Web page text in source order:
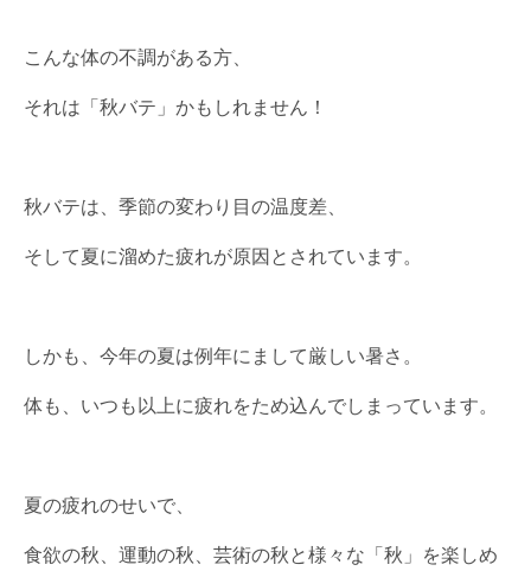
こんな体の不調がある方、
それは「秋バテ」かもしれません！
秋バテは、季節の変わり目の温度差、
そして夏に溜めた疲れが原因とされています。
しかも、今年の夏は例年にまして厳しい暑さ。
体も、いつも以上に疲れをため込んでしまっています。
夏の疲れのせいで、
食欲の秋、運動の秋、芸術の秋と様々な「秋」を楽しめ